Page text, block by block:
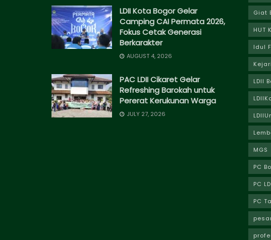
LDII Kota Bogor Gelar
Camping CAI Permata 2026,
Fokus Cetak Generasi
Berkarakter
AUGUST 4, 2026
PAC LDII Cikaret Gelar
Refreshing Barokah untuk
Pererat Kerukunan Warga
JULY 27, 2026
Giat
HUT
Idul
LDII
MGS
PC
PC
PC